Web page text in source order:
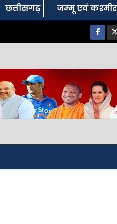
छत्तीसगढ़ जम्‍मू एवं कश्‍मीर